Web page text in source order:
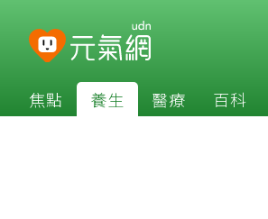
焦點 養生 醫療 百科